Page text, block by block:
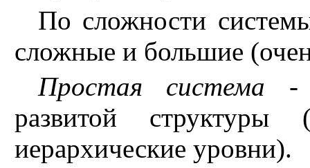
По сложности
сложные и большие
Простая система -
развитой структуры
иерархические уровни).